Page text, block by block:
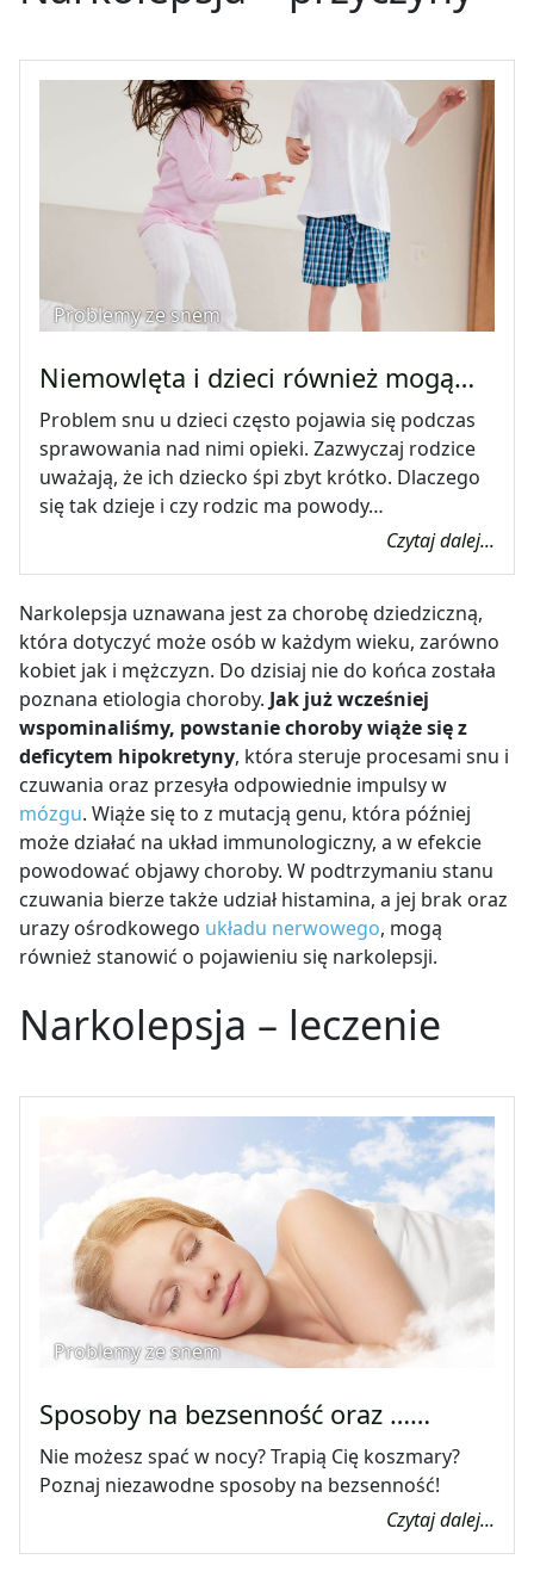
Problemy ze snem
Niemowlęta i dzieci również mogą…
Problem snu u dzieci często pojawia się podczas
sprawowania nad nimi opieki. Zazwyczaj rodzice
uważają, że ich dziecko śpi zbyt krótko. Dlaczego
się tak dzieje i czy rodzic ma powody…
Czytaj dalej...
Narkolepsja uznawana jest za chorobę dziedziczną,
która dotyczyć może osób w każdym wieku, zarówno
kobiet jak i mężczyzn. Do dzisiaj nie do końca została
poznana etiologia choroby. Jak już wcześniej
wspominaliśmy, powstanie choroby wiąże się z
deficytem hipokretyny, która steruje procesami snu i
czuwania oraz przesyła odpowiednie impulsy w
mózgu. Wiąże się to z mutacją genu, która później
może działać na układ immunologiczny, a w efekcie
powodować objawy choroby. W podtrzymaniu stanu
czuwania bierze także udział histamina, a jej brak oraz
urazy ośrodkowego układu nerwowego, mogą
również stanowić o pojawieniu się narkolepsji.
Narkolepsja – leczenie
Problemy ze snem
Sposoby na bezsenność oraz ……
Nie możesz spać w nocy? Trapią Cię koszmary?
Poznaj niezawodne sposoby na bezsenność!
Czytaj dalej...